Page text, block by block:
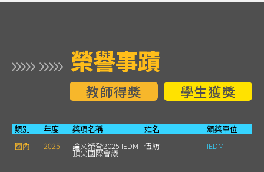
榮譽事蹟
教師得獎 學生獲獎
類別 年度 獎項名稱 姓名
頒獎單位
國內
2025 論文榮登2025 IEDM
頂尖國際會議
伍紡 IEDM